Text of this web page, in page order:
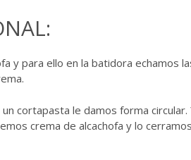
y para ello en la batidora echamos
cortapasta le damos forma
crema de alcachofa y lo